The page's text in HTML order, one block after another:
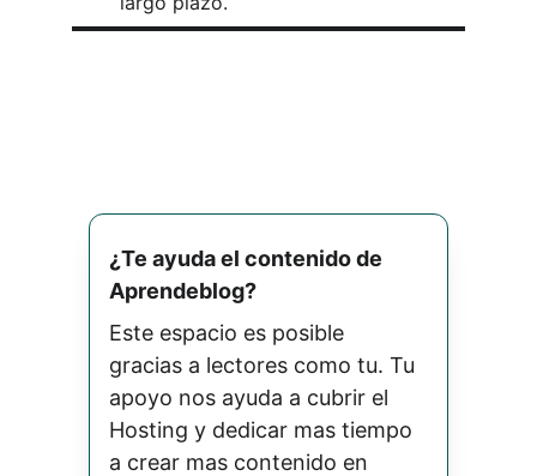
¿Te ayuda el contenido de
Aprendeblog?
Este espacio es posible
gracias a lectores como tu. Tu
apoyo nos ayuda a cubrir el
Hosting y dedicar mas tiempo
a crear mas contenido en